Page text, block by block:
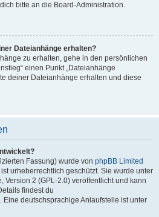
bitte an die Board-Administration.
Dateianhänge erhalten?
zu erhalten, gehe in den persönlichen
einen Punkt „Dateianhänge
deiner Dateianhänge erhalten und diese
Fassung) wurde von phpBB Limited
urheberrechtlich geschützt. Sie wurde unter
Version 2 (GPL-2.0) veröffentlicht und kann
findest du
. Eine deutschsprachige Anlaufstelle ist unter